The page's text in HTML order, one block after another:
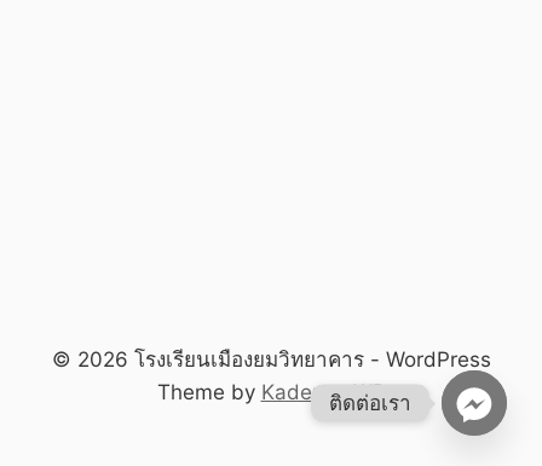
© 2026 โรงเรียนเมืองยมวิทยาคาร - WordPress
Theme by Kadence WP
ติดต่อเรา